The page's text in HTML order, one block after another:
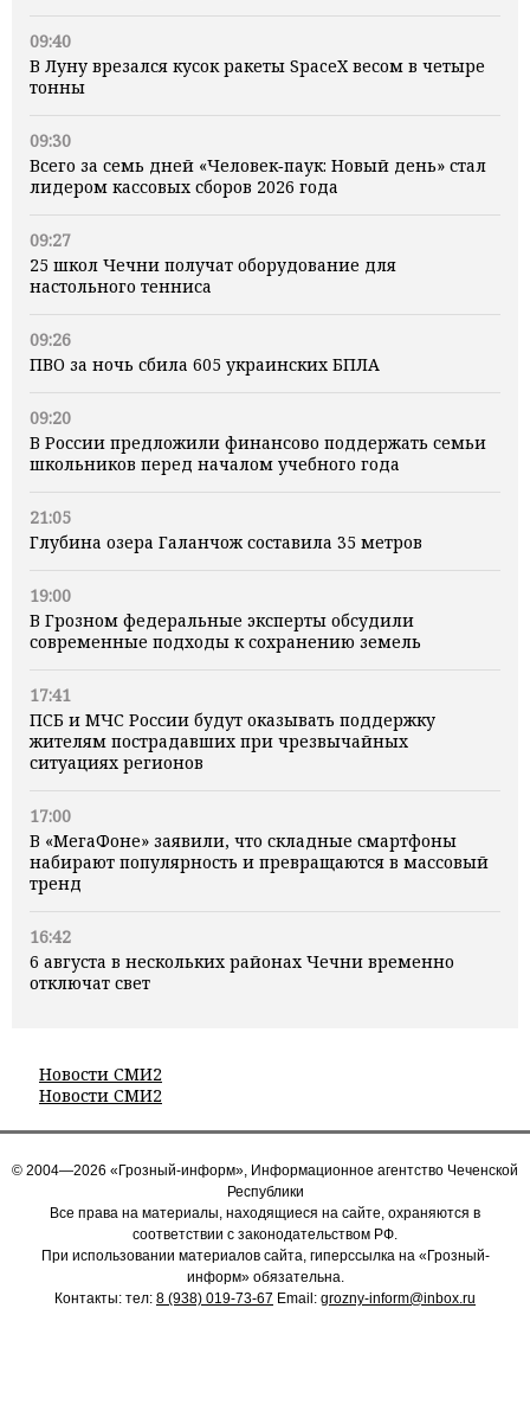
09:40
В Луну врезался кусок ракеты SpaceX весом в четыре
тонны
09:30
Всего за семь дней «Человек‑паук: Новый день» стал
лидером кассовых сборов 2026 года
09:27
25 школ Чечни получат оборудование для
настольного тенниса
09:26
ПВО за ночь сбила 605 украинских БПЛА
09:20
В России предложили финансово поддержать семьи
школьников перед началом учебного года
21:05
Глубина озера Галанчож составила 35 метров
19:00
В Грозном федеральные эксперты обсудили
современные подходы к сохранению земель
17:41
ПСБ и МЧС России будут оказывать поддержку
жителям пострадавших при чрезвычайных
ситуациях регионов
17:00
В «МегаФоне» заявили, что складные смартфоны
набирают популярность и превращаются в массовый
тренд
16:42
6 августа в нескольких районах Чечни временно
отключат свет
Новости СМИ2
Новости СМИ2
© 2004—2026 «Грозный-информ», Информационное агентство Чеченской
Республики
Все права на материалы, находящиеся на сайте, охраняются в
соответствии с законодательством РФ.
При использовании материалов сайта, гиперссылка на «Грозный-
информ» обязательна.
Контакты: тел: 8 (938) 019-73-67 Email: grozny-inform@inbox.ru